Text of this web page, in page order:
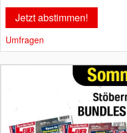
Umfragen